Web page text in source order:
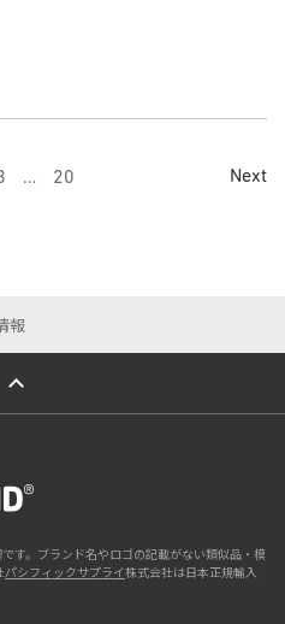
… 20 Next
報
す。ブランド名やロゴの記載がない類似品・模
パシフィックサプライ株式会社は日本正規輸入